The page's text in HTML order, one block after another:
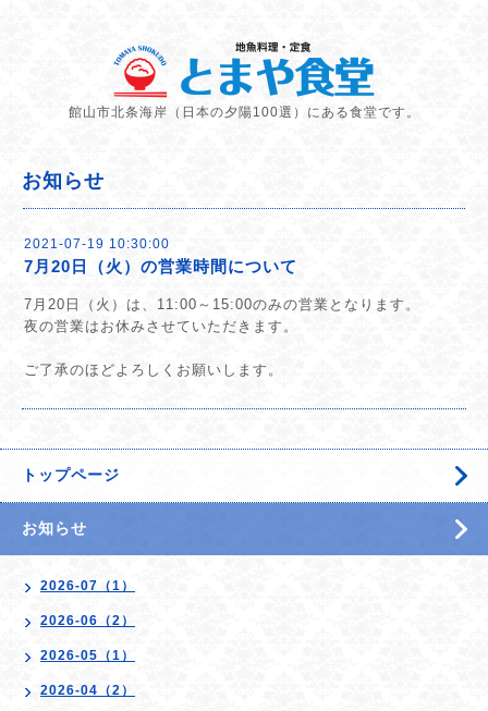
館山市北条海岸（日本の夕陽100選）にある食堂です。
お知らせ
2021-07-19 10:30:00
7月20日（火）の営業時間について
7月20日（火）は、11:00～15:00のみの営業となります。
夜の営業はお休みさせていただきます。
ご了承のほどよろしくお願いします。
トップページ
お知らせ
2026-07（1）
2026-06（2）
2026-05（1）
2026-04（2）